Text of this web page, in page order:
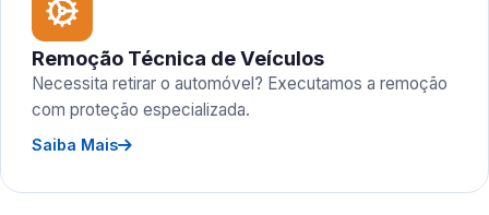
Remoção Técnica de Veículos
Necessita retirar o automóvel? Executamos a remoção
com proteção especializada.
Saiba Mais